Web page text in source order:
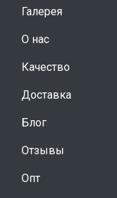
Галерея
О нас
Качество
Доставка
Блог
Отзывы
Опт